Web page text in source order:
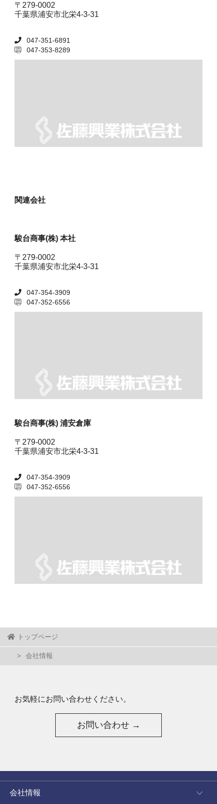
〒279-0002
千葉県浦安市北栄4-3-31
047-351-6891
047-353-8289
関連会社
駿台商事(株) 本社
〒279-0002
千葉県浦安市北栄4-3-31
047-354-3909
047-352-6556
駿台商事(株) 浦安倉庫
〒279-0002
千葉県浦安市北栄4-3-31
047-354-3909
047-352-6556
トップページ
会社情報
お気軽にお問い合わせください。
お問い合わせ →
会社情報